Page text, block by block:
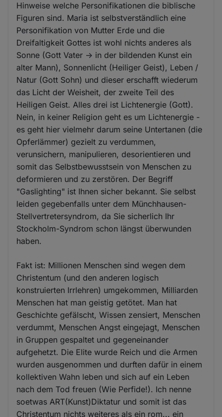
Hinweise welche Personifikationen die biblische
Figuren sind. Maria ist selbstverständlich eine
Personifikation von Mutter Erde und die
Dreifaltigkeit Gottes ist wohl nichts anderes als
Sonne (Gott Vater -> in der bildenden Kunst ein
alter Mann), Sonnenlicht (Heiliger Geist), Leben /
Natur (Gott Sohn) und dieser erschafft wiederum
das Licht der Weisheit, der zweite Teil des
Heiligen Geist. Alles drei ist Lichtenergie (Gott).
Nein, in keiner Religion geht es um Lichtenergie -
es geht hier vielmehr darum seine Untertanen (die
Opferlämmer) gezielt zu verdummen,
verunsichern, manipulieren, desorientieren und
somit das Selbstbewusstsein von Menschen zu
deformieren und zu zerstören. Der Begriff
"Gaslighting" ist Ihnen sicher bekannt. Sie selbst
leiden gegebenfalls unter dem Münchhausen-
Stellvertretersyndrom, da Sie sicherlich Ihr
Stockholm-Syndrom schon längst überwunden
haben.
Fakt ist: Millionen Menschen sind wegen dem
Christentum (und den anderen logisch
konstruierten Irrlehren) umgekommen, Milliarden
Menschen hat man geistig getötet. Man hat
Geschichte gefälscht, Wissen zensiert, Menschen
verdummt, Menschen Angst eingejagt, Menschen
in Gruppen gespaltet und gegeneinander
aufgehetzt. Die Elite wurde Reich und die Armen
wurden ausgenommen und durften dafür in einem
kollektiven Wahn leben und sich auf ein Leben
nach dem Tod freuen (Wie Perfide!). Ich nenne
soetwas ART(Kunst)Diktatur und somit ist das
Christentum nichts weiteres als ein rom... ein